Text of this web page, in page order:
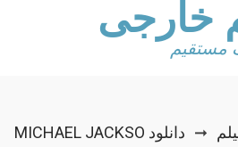
خارجی
مستقیم
➞
دانلود MICHAEL JACKSO